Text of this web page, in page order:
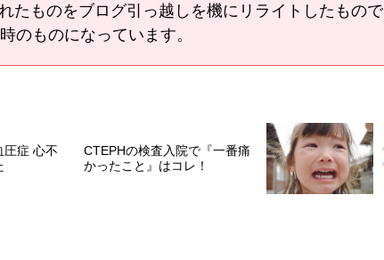
たものをブログ引っ越しを機にリライトしたもので
のものになっています。
圧症 心不
CTEPHの検査入院で『一番痛
かったこと』はコレ！